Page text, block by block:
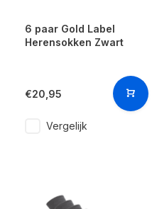
6 paar Gold Label
Herensokken Zwart
€20,95
Vergelijk